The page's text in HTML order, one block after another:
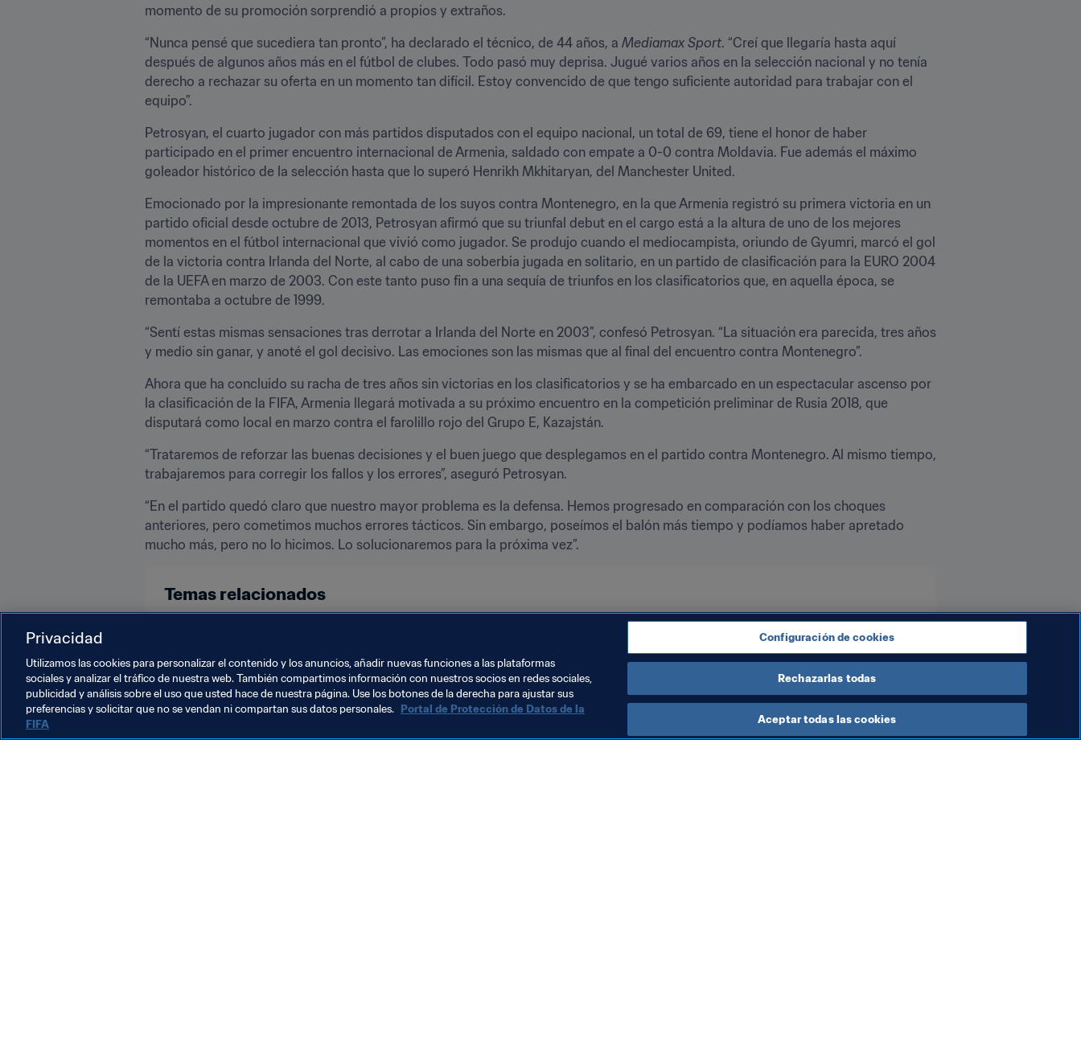
momento de su promoción sorprendió a propios y extraños.
“Nunca pensé que sucediera tan pronto”, ha declarado el técnico, de 44 años, a Mediamax Sport. “Creí que llegaría hasta aquí
después de algunos años más en el fútbol de clubes. Todo pasó muy deprisa. Jugué varios años en la selección nacional y no tenía
derecho a rechazar su oferta en un momento tan difícil. Estoy convencido de que tengo suficiente autoridad para trabajar con el
equipo”.
Petrosyan, el cuarto jugador con más partidos disputados con el equipo nacional, un total de 69, tiene el honor de haber
participado en el primer encuentro internacional de Armenia, saldado con empate a 0-0 contra Moldavia. Fue además el máximo
goleador histórico de la selección hasta que lo superó Henrikh Mkhitaryan, del Manchester United.
Emocionado por la impresionante remontada de los suyos contra Montenegro, en la que Armenia registró su primera victoria en un
partido oficial desde octubre de 2013, Petrosyan afirmó que su triunfal debut en el cargo está a la altura de uno de los mejores
momentos en el fútbol internacional que vivió como jugador. Se produjo cuando el mediocampista, oriundo de Gyumri, marcó el gol
de la victoria contra Irlanda del Norte, al cabo de una soberbia jugada en solitario, en un partido de clasificación para la EURO 2004
de la UEFA en marzo de 2003. Con este tanto puso fin a una sequía de triunfos en los clasificatorios que, en aquella época, se
remontaba a octubre de 1999.
“Sentí estas mismas sensaciones tras derrotar a Irlanda del Norte en 2003”, confesó Petrosyan. “La situación era parecida, tres años
y medio sin ganar, y anoté el gol decisivo. Las emociones son las mismas que al final del encuentro contra Montenegro”.
Ahora que ha concluido su racha de tres años sin victorias en los clasificatorios y se ha embarcado en un espectacular ascenso por
la clasificación de la FIFA, Armenia llegará motivada a su próximo encuentro en la competición preliminar de Rusia 2018, que
disputará como local en marzo contra el farolillo rojo del Grupo E, Kazajstán.
“Trataremos de reforzar las buenas decisiones y el buen juego que desplegamos en el partido contra Montenegro. Al mismo tiempo,
trabajaremos para corregir los fallos y los errores”, aseguró Petrosyan.
“En el partido quedó claro que nuestro mayor problema es la defensa. Hemos progresado en comparación con los choques
anteriores, pero cometimos muchos errores tácticos. Sin embargo, poseímos el balón más tiempo y podíamos haber apretado
mucho más, pero no lo hicimos. Lo solucionaremos para la próxima vez”.
Temas relacionados
Privacidad
Utilizamos las cookies para personalizar el contenido y los anuncios, añadir nuevas funciones a las plataformas
sociales y analizar el tráfico de nuestra web. También compartimos información con nuestros socios en redes sociales,
publicidad y análisis sobre el uso que usted hace de nuestra página. Use los botones de la derecha para ajustar sus
preferencias y solicitar que no se vendan ni compartan sus datos personales. Portal de Protección de Datos de la
FIFA
Configuración de cookies
Rechazarlas todas
Aceptar todas las cookies